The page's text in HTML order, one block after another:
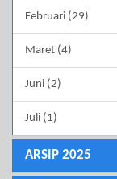
Februari (29)
Maret (4)
Juni (2)
Juli (1)
ARSIP 2025